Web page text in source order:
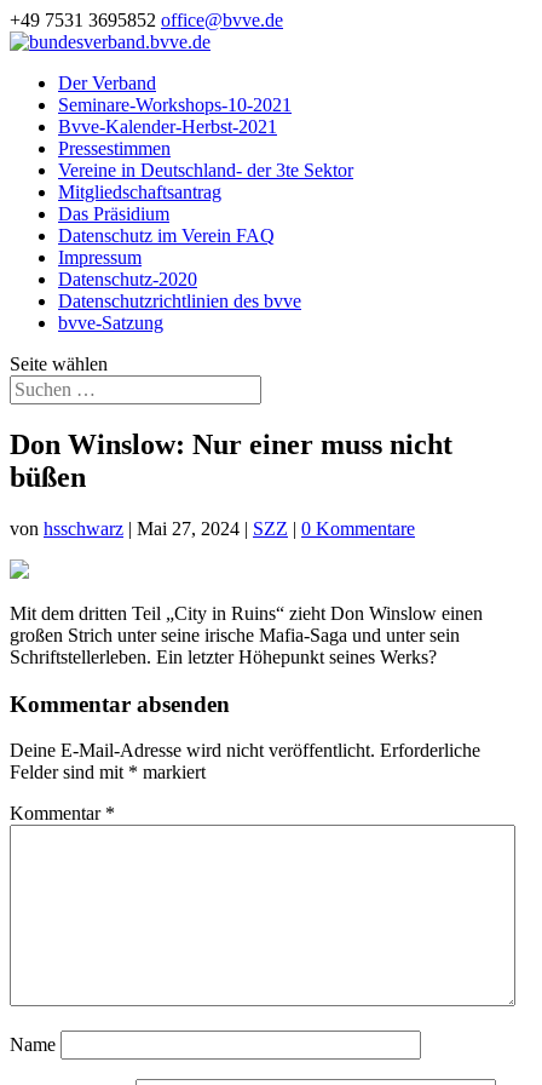
+49 7531 3695852 office@bvve.de
Der Verband
Seminare-Workshops-10-2021
Bvve-Kalender-Herbst-2021
Pressestimmen
Vereine in Deutschland- der 3te Sektor
Mitgliedschaftsantrag
Das Präsidium
Datenschutz im Verein FAQ
Impressum
Datenschutz-2020
Datenschutzrichtlinien des bvve
bvve-Satzung
Seite wählen
Don Winslow: Nur einer muss nicht
büßen
von hsschwarz | Mai 27, 2024 | SZZ | 0 Kommentare
Mit dem dritten Teil „City in Ruins“ zieht Don Winslow einen
großen Strich unter seine irische Mafia-Saga und unter sein
Schriftstellerleben. Ein letzter Höhepunkt seines Werks?
Kommentar absenden
Deine E-Mail-Adresse wird nicht veröffentlicht. Erforderliche
Felder sind mit * markiert
Kommentar *
Name